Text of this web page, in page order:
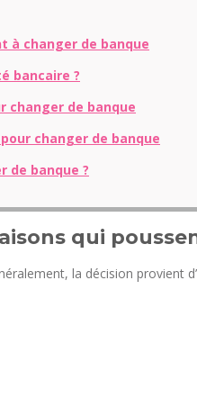
à changer de banque
bancaire ?
changer de banque
changer de banque
de banque ?
qui
la décision provient